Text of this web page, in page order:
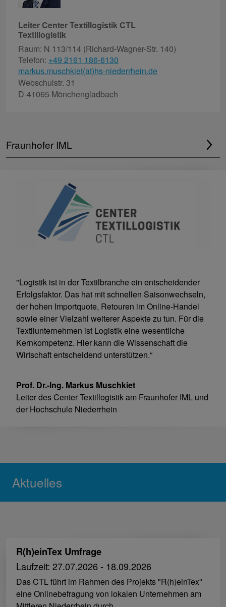
Leiter Center Textillogistik CTL
Textillogistik
Raum: N 113/114 (Richard-Wagner-Str. 140)
Telefon: +49 2161 186-6130
markus.muschkiet(at)hs-niederrhein.de
Webschulstr. 31
D-41065 Mönchengladbach
Fraunhofer IML
"Logistik ist in der Textilbranche ein entscheidender
Erfolgsfaktor. Das hat mit schnellen Saisonwechseln,
der hohen Importquote, Retouren im Online-Handel
sowie einer Vielzahl weiterer Aspekte zu tun. Für die
Textilunternehmen ist Logistik eine wesentliche
Kernkompetenz. Hier kann die Wissenschaft die
Wirtschaft entscheidend unterstützen.“
Prof. Dr.-Ing. Markus Muschkiet
Leiter des Center Textillogistik am Fraunhofer IML und
der Hochschule Niederrhein
Aktuelles
R(h)einTex Umfrage
Laufzeit: 27.07.2026 - 18.09.2026
Das CTL führt im Rahmen des Projekts "R(h)einTex"
eine Onlinebefragung von lokalen Unternehmen am